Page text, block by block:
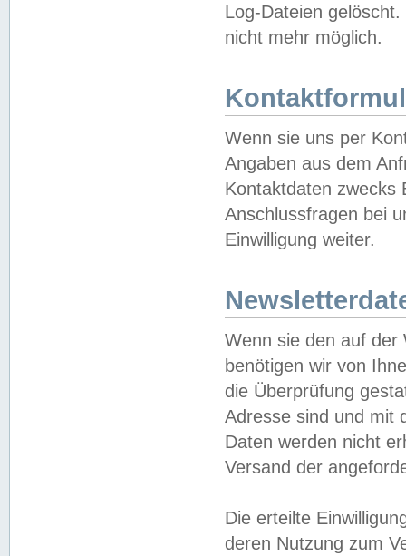
Log-Dateien
nicht mehr möglich.
Wenn sie uns per
Angaben aus dem
Kontaktdaten zwecks
Anschlussfragen bei
Einwilligung weiter.
Wenn sie den auf der
benötigen wir von
die Überprüfung
Adresse sind und mit
Daten werden nicht
Versand der
Die erteilte
deren Nutzung zum